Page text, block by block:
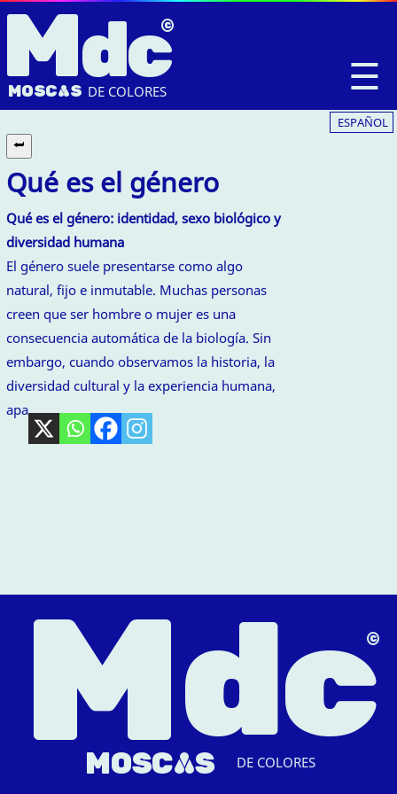
☰
Mdc
MOSCAS DE COLORES
ESPAÑOL
Qué es el género
Qué es el género: identidad, sexo biológico y
diversidad humana
El género suele presentarse como algo
natural, fijo e inmutable. Muchas personas
creen que ser hombre o mujer es una
consecuencia automática de la biología. Sin
embargo, cuando observamos la historia, la
diversidad cultural y la experiencia humana,
apa
Mdc
MOSCAS DE COLORES